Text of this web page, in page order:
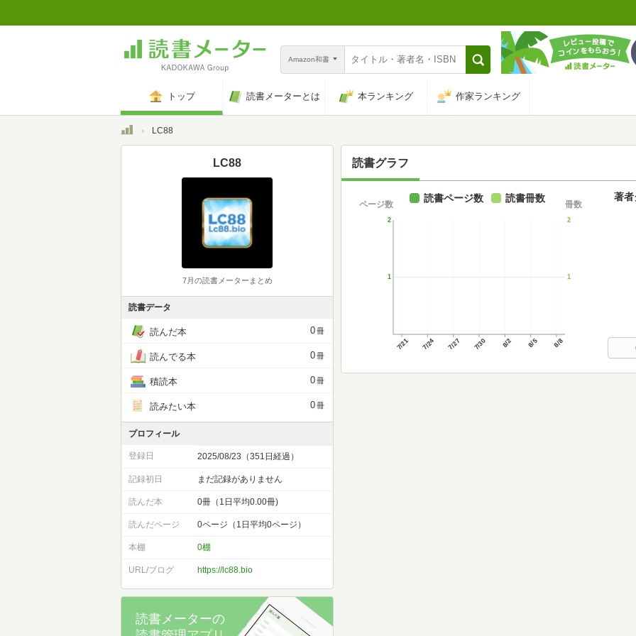
Amazon和書
トップ 読書メーターとは 本ランキング 作家ランキング
トップLC88
読書グラフ
7/21 7/24 7/27 7/30 8/2 8/5 8/8
1
2
ページ数
1
2
冊数
読書ページ数 読書冊数 著者
LC88
7月の読書メーターまとめ
読書データ
読んだ本 0冊
読んでる本 0冊
積読本 0冊
読みたい本 0冊
プロフィール
登録日 2025/08/23（351日経過）
記録初日 まだ記録がありません
読んだ本 0冊（1日平均0.00冊)
読んだページ 0ページ（1日平均0ページ）
本棚 0棚
URL/ブログ https://lc88.bio
読書メーターの